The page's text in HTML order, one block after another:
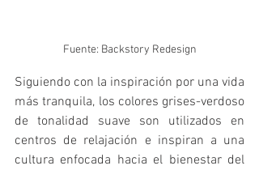
Fuente: Backstory Redesign
Siguiendo con la inspiración por una vida
más tranquila, los colores grises-verdoso
de tonalidad suave son utilizados en
centros de relajación e inspiran a una
cultura enfocada hacia el bienestar del